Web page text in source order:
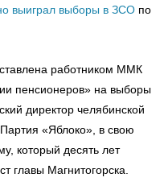
выиграл выборы в ЗСО по
работником ММК
пенсионеров» на выборы
директор челябинской
«Яблоко», в свою
который десять лет
главы Магнитогорска.